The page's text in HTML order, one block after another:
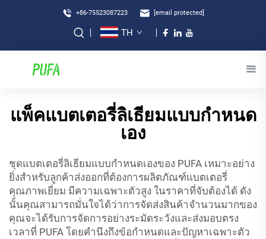
+86-75523087223 [email protected]
TH
แพ็คแบตเตอรี่ลิเธียมแบบกำหนด
เอง
ชุดแบตเตอรี่ลิเธียมแบบกำหนดเองของ PUFA เหมาะอย่าง
ยิ่งสำหรับลูกค้าส่งออกที่ต้องการผลิตภัณฑ์แบตเตอรี่
คุณภาพเยี่ยม มีความเฉพาะตัวสูง ในราคาที่จับต้องได้ ดัง
นั้นคุณสามารถมั่นใจได้ว่าการจัดส่งสินค้าจำนวนมากของ
คุณจะได้รับการจัดการอย่างระมัดระวังและส่งมอบตรง
เวลาที่ PUFA โดยคำนึงถึงข้อกำหนดและปัญหาเฉพาะตัว